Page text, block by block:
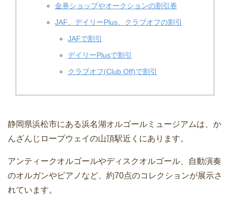
金券ショップやオークションの割引券
JAF、デイリーPlus、クラブオフの割引
JAFで割引
デイリーPlusで割引
クラブオフ(Club Off)で割引
静岡県浜松市にある浜名湖オルゴールミュージアムは、か
んざんじロープウェイの山頂駅近くにあります。
アンティークオルゴールやディスクオルゴール、自動演奏
のオルガンやピアノなど、約70点のコレクションが展示さ
れています。